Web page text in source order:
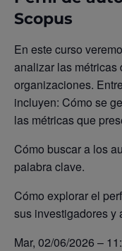
Scopus
En este curso
analizar las métricas
organizaciones.
incluyen: Cómo se
las métricas que
Cómo buscar a los
palabra clave.
Cómo explorar el
sus investigadores y
Mar, 02/06/2026 –